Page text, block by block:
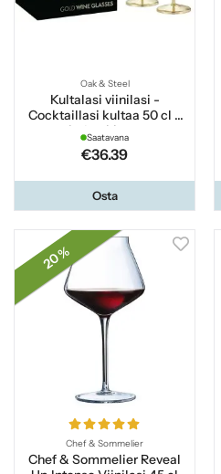
Oak & Steel
Kultalasi viinilasi -
Cocktaillasi kultaa 50 cl 2
kpl pakkaus
Saatavana
€36.39
Osta
20 %
Chef & Sommelier
Chef & Sommelier Reveal